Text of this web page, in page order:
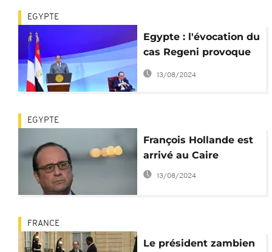
EGYPTE
Egypte : l'évocation du
cas Regeni provoque
un malaise chez Al-
Sissi
13/08/2024
EGYPTE
François Hollande est
arrivé au Caire
13/08/2024
FRANCE
Le président zambien